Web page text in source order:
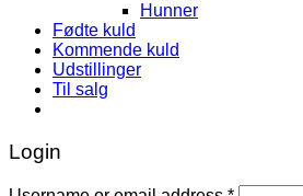
Hunner
Fødte kuld
Kommende kuld
Udstillinger
Til salg
Login